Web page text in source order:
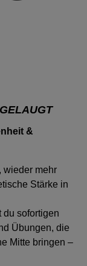
&
wieder mehr
Stärke in
sofortigen
Übungen, die
Mitte bringen –